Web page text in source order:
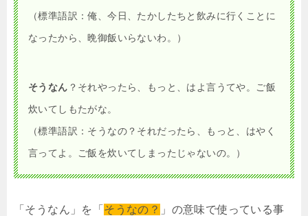
（標準語訳：俺、今日、たかしたちと飲みに行くことに
なったから、晩御飯いらないわ。）
そうなん ？それやったら、もっと、はよ言うてや。ご飯
炊いてしもたがな。
（標準語訳：そうなの？それだったら、もっと、はやく
言ってよ。ご飯を炊いてしまったじゃないの。）
「そうなん」を「 そうなの？ 」の意味で使っている事